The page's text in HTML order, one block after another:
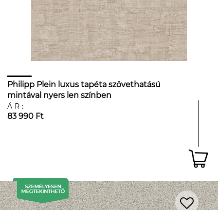
Philipp Plein luxus tapéta szövethatású
mintával nyers len színben
ÁR:
83 990 Ft